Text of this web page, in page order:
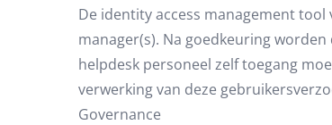
De identity access management
manager(s). Na goedkeuring
helpdesk personeel zelf toegang
verwerking van deze
Governance